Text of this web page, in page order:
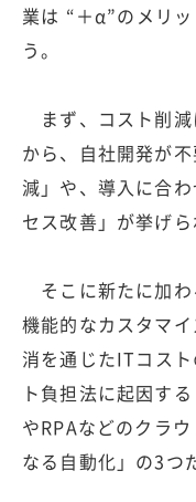
業は “＋α”のメリ
う。
まず、コスト削減
から、自社開発が
減」や、導入に合
セス改善」が挙げら
そこに新たに加
機能的なカスタマ
消を通じたITコス
ト負担法に起因す
やRPAなどのクラ
なる自動化」の3つ